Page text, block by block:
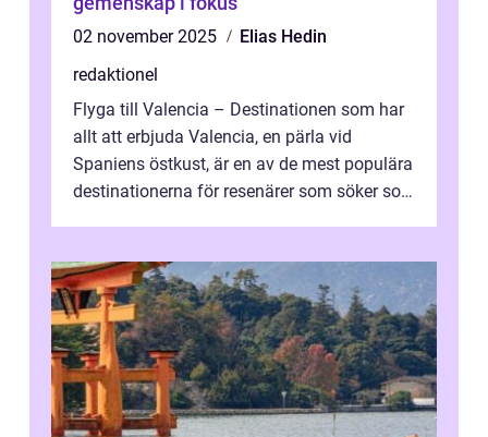
02 november 2025
Elias Hedin
redaktionel
Flyga till Valencia – Destinationen som har
allt att erbjuda Valencia, en pärla vid
Spaniens östkust, är en av de mest populära
destinationerna för resenärer som söker sol,